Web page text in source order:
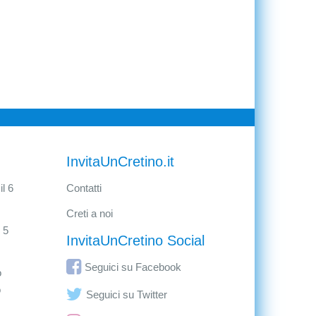
6
5
InvitaUnCretino.it
Contatti
Creti a noi
InvitaUnCretino Social
Seguici su Facebook
Seguici su Twitter